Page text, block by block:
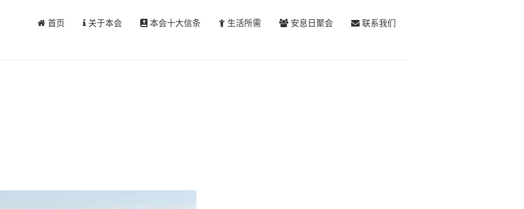
首页 关于本会 本会十大信条 生活所需 安息日聚会 联系我们